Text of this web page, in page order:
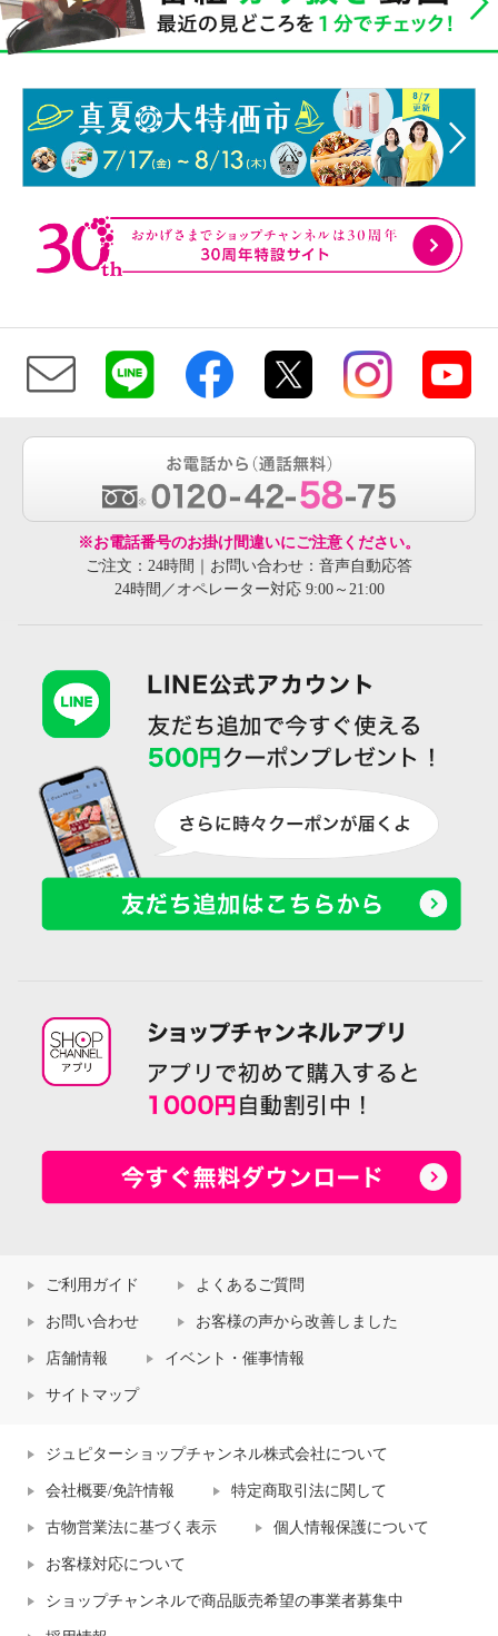
※お電話番号のお掛け間違いにご注意ください。
ご注文：24時間｜お問い合わせ：音声自動応答
24時間／オペレーター対応 9:00～21:00
ご利用ガイド よくあるご質問
お問い合わせ お客様の声から改善しました
店舗情報 イベント・催事情報
サイトマップ
ジュピターショップチャンネル株式会社について
会社概要/免許情報 特定商取引法に関して
古物営業法に基づく表示 個人情報保護について
お客様対応について
ショップチャンネルで商品販売希望の事業者募集中